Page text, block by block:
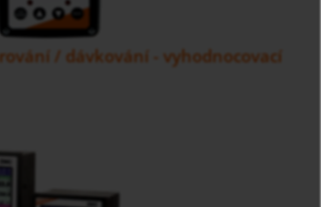
/ dávkování - vyhodnocovací